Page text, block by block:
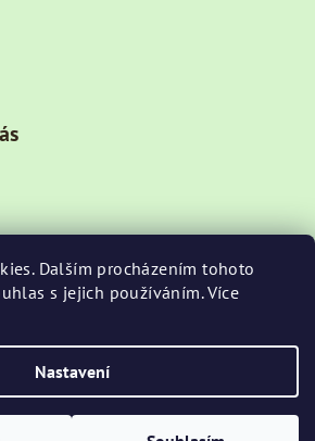
Dalším procházením tohoto
s jejich používáním. Více
Nastavení
údajů
. Všechna práva vyhrazena.